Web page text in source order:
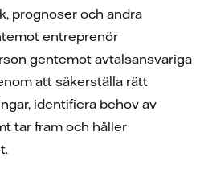
prognoser och andra
entreprenör
gentemot avtalsansvariga
att säkerställa rätt
identifiera behov av
tar fram och håller